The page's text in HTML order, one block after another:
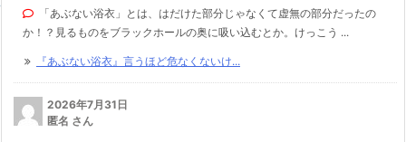
「あぶない浴衣」とは、はだけた部分じゃなくて虚無の部分だったの
か！？見るものをブラックホールの奥に吸い込むとか。けっこう ...
『あぶない浴衣』言うほど危なくないけ...
2026年7月31日
匿名 さん